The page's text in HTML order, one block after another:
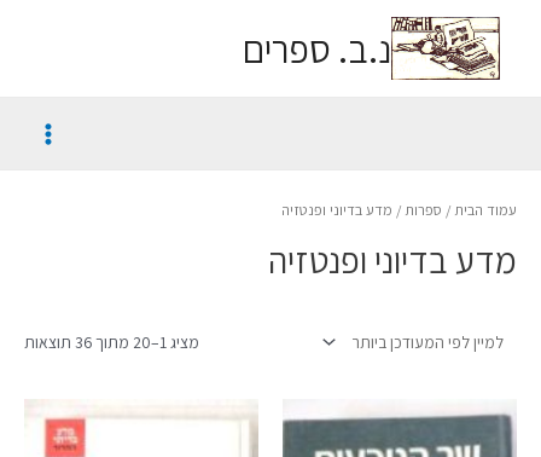
נ.ב. ספרים
עמוד הבית / ספרות / מדע בדיוני ופנטזיה
מדע בדיוני ופנטזיה
מציג 1–20 מתוך 36 תוצאות